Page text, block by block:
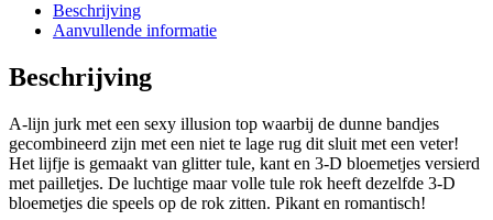
Beschrijving
Aanvullende informatie
Beschrijving
A-lijn jurk met een sexy illusion top waarbij de dunne bandjes
gecombineerd zijn met een niet te lage rug dit sluit met een veter!
Het lijfje is gemaakt van glitter tule, kant en 3-D bloemetjes versierd
met pailletjes. De luchtige maar volle tule rok heeft dezelfde 3-D
bloemetjes die speels op de rok zitten. Pikant en romantisch!